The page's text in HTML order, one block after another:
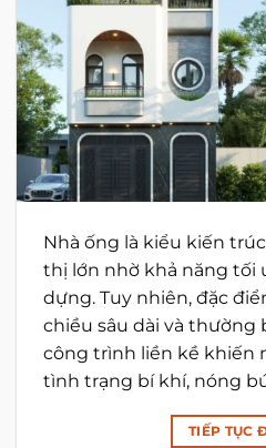
Nhà ống là kiểu kiến
thị lớn nhờ khả năng tối
dựng. Tuy nhiên, đặc
chiều sâu dài và thường
công trình liền kề khiến
tình trạng bí khí, nóng
TIẾP TỤC